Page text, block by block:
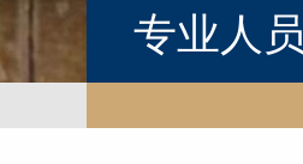
专业人员